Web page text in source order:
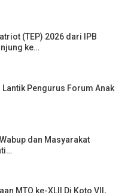
(TEP) 2026 dari IPB
ke…
Pengurus Forum Anak
dan Masyarakat
MTQ ke-XLII Di Koto VII,